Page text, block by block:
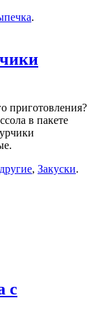
.
приготовления?
в пакете
другие, Закуски.
с